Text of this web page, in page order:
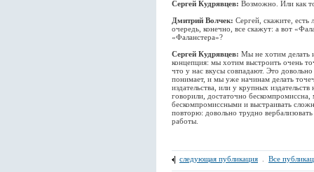
Сергей Кудрявцев: Возможно. Или как
Дмитрий Волчек: Сергей, скажите,
очередь, конечно, все скажут: а вот
«Фаланстера»?
Сергей Кудрявцев: Мы не хотим делать
концепция: мы хотим выстроить очень
что у нас вкусы совпадают. Это
понимает, и мы уже начинам делать
издательства, или у крупных
говорили, достаточно
бескомпромиссными и выстраивать
повторю: довольно трудно
работы.
следующая публикация Все